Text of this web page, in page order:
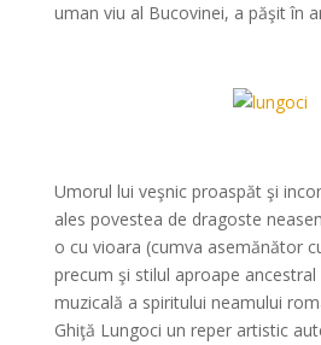
uman viu al Bucovinei, a păşit în
Umorul lui veşnic proaspăt şi
ales povestea de dragoste
o cu vioara (cumva asemănător
precum şi stilul aproape
muzicală a spiritului neamului
Ghiţă Lungoci un reper artistic